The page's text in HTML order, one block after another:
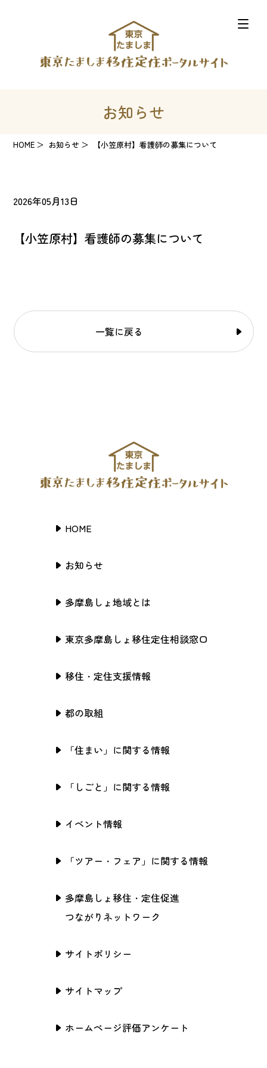
お知らせ
HOME お知らせ 【小笠原村】看護師の募集について
2026年05月13日
【小笠原村】看護師の募集について
一覧に戻る
HOME
お知らせ
多摩島しょ地域とは
東京多摩島しょ移住定住相談窓口
移住・定住支援情報
都の取組
「住まい」に関する情報
「しごと」に関する情報
イベント情報
「ツアー・フェア」に関する情報
多摩島しょ移住・定住促進
つながりネットワーク
サイトポリシー
サイトマップ
ホームページ評価アンケート